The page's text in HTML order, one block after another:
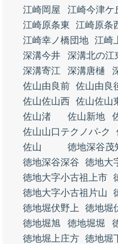
江崎岡屋
江崎今津ケ
江崎原条東
江崎原条
江崎幸ノ橋団地 江崎
深溝今井
深溝北の江
深溝寄江
深溝唐樋
佐山由良前 佐山由良
佐山佐山西 佐山佐山
佐山渚
佐山新地
佐山山口テクノパ‐ク
佐山
徳地深谷茂
徳地深谷深谷
徳地大
徳地大字小古祖上市
徳地大字小古祖片山
徳地堀伏野上
徳地堀
徳地堀旭
徳地堀堀
徳地堀上庄方 徳地堀